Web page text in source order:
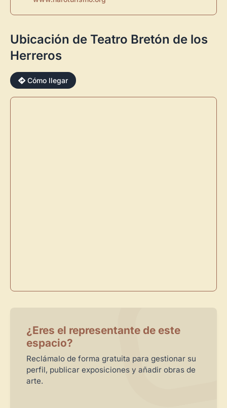
Ubicación de Teatro Bretón de los
Herreros
Cómo llegar
¿Eres el representante de este
espacio?
Reclámalo de forma gratuita para gestionar su
perfil, publicar exposiciones y añadir obras de
arte.